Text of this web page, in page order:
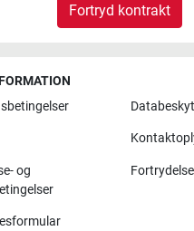
Fortryd kontrakt
og